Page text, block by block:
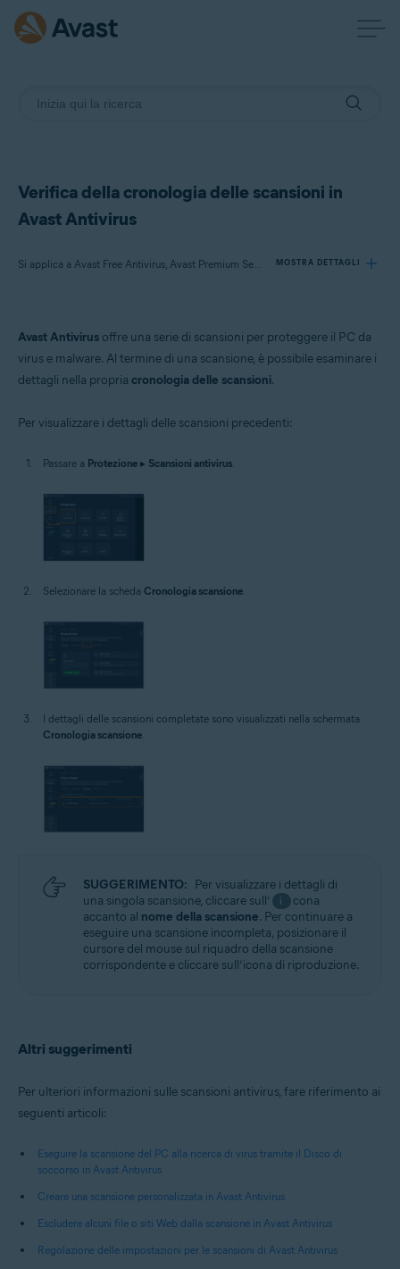
Verifica della cronologia delle scansioni in
Avast Antivirus
Si applica a Avast Free Antivirus, Avast Premium Security MOSTRA DETTAGLI
Prodotti:
Avast Free Antivirus
Avast Antivirus offre una serie di scansioni per proteggere il PC da
virus e malware. Al termine di una scansione, è possibile esaminare i
dettagli nella propria cronologia delle scansioni.
Per visualizzare i dettagli delle scansioni precedenti:
Passare a Protezione ▸ Scansioni antivirus.
Selezionare la scheda Cronologia scansione.
I dettagli delle scansioni completate sono visualizzati nella schermata
Cronologia scansione.
SUGGERIMENTO: Per visualizzare i dettagli di
una singola scansione, cliccare sull’
i
cona
accanto al nome della scansione. Per continuare a
eseguire una scansione incompleta, posizionare il
cursore del mouse sul riquadro della scansione
corrispondente e cliccare sull’icona di riproduzione.
Altri suggerimenti
Per ulteriori informazioni sulle scansioni antivirus, fare riferimento ai
seguenti articoli:
Eseguire la scansione del PC alla ricerca di virus tramite il Disco di
soccorso in Avast Antivirus
Creare una scansione personalizzata in Avast Antivirus
Escludere alcuni file o siti Web dalla scansione in Avast Antivirus
Regolazione delle impostazioni per le scansioni di Avast Antivirus